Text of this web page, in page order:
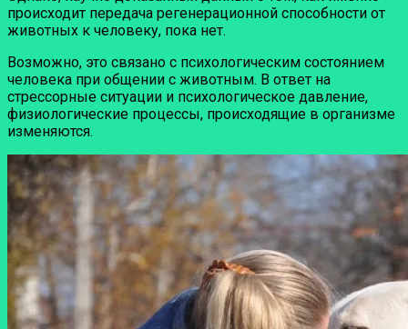
происходит передача регенерационной способности от
животных к человеку, пока нет.
Возможно, это связано с психологическим состоянием
человека при общении с животным. В ответ на
стрессорные ситуации и психологическое давление,
физиологические процессы, происходящие в организме
изменяются.